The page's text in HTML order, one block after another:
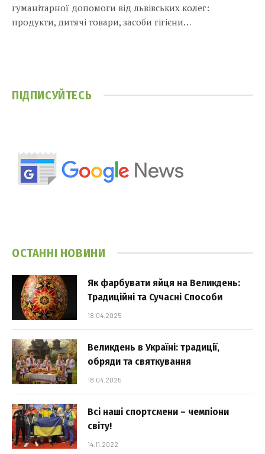
гуманітарної допомоги від львівських колег:
продукти, дитячі товари, засоби гігієни…
ПІДПИСУЙТЕСЬ
ОСТАННІ НОВИНИ
Як фарбувати яйця на Великдень:
Традиційні та Сучасні Способи
18.04.2025
Великдень в Україні: традиції,
обряди та святкування
18.04.2025
Всі наші спортсмени – чемпіони
світу!
14.11.2022